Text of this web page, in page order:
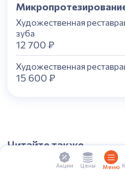
Акции Цены Меню
Художественная
зуба
12 700 ₽
Художественная
15 600 ₽
Читайте также